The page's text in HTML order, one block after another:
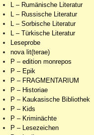
L – Rumänische Literatur
L – Russische Literatur
L – Sorbische Literatur
L – Türkische Literatur
Leseprobe
nova lit(terae)
P – edition monrepos
P – Epik
P – FRAGMENTARIUM
P – Historiae
P – Kaukasische Bibliothek
P – Kids
P – Kriminächte
P – Lesezeichen